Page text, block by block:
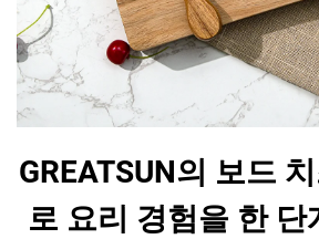
GREATSUN의 보드
로 요리 경험을 한 단